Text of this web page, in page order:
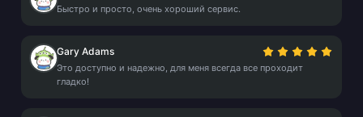
Быстро и просто, очень хороший сервис.
Gary Adams
Это доступно и надежно, для меня всегда все проходит
гладко!